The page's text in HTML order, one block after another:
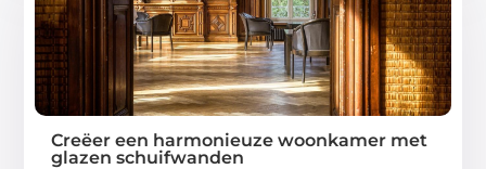
Creëer een harmonieuze woonkamer met
glazen schuifwanden